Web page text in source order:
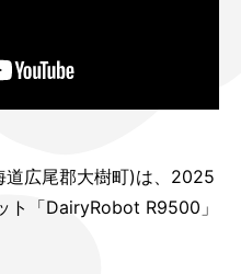
道広尾郡大樹町)は、2025
ト「DairyRobot R9500」